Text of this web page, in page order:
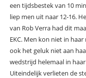
een tijdsbestek van 10
liep men uit naar 12-16.
van Rob Verra had dit
EKC. Men kon niet in
ook het geluk niet aan
wedstrijd helemaal in
Uiteindelijk verlieten de